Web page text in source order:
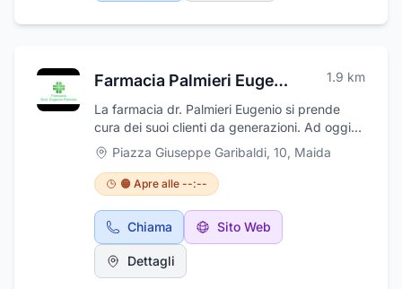
Farmacia Palmieri Eugenio 1.9 km
La farmacia dr. Palmieri Eugenio si prende
cura dei suoi clienti da generazioni. Ad oggi
questa tradizione è portata avanti con
competenza e cortesia dal dottore Eugenio
che offre all'interno del proprio negozio
un'ampia dispensa di medicinali e prodotti per
la cura della persona, con una particolare
attenzione ai rimedi e ai preparati omeopatici.
La farmacia si rende disponibile a informazioni
e consulenze per prodotti per diabetici,
Piazza Giuseppe Garibaldi, 10, Maida
🟠 Apre alle --:--
Chiama Sito Web
Dettagli